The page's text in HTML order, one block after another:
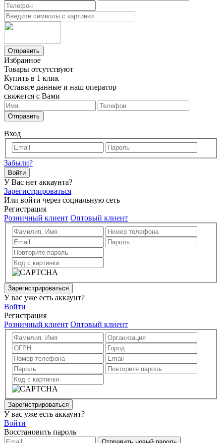
Отправить
Избранное
Товары отсутствуют
Купить в 1 клик
Оставьте данные и наш оператор
свяжется с Вами
Отправить
Вход
Забыли?
Войти
У Вас нет аккаунта?
Зарегистрироваться
Или войти через социальную сеть
Регистрация
Розничный клиент Оптовый клиент
Зарегистрироваться
У вас уже есть аккаунт?
Войти
Регистрация
Розничный клиент Оптовый клиент
Зарегистрироваться
У вас уже есть аккаунт?
Войти
Восстановить пароль